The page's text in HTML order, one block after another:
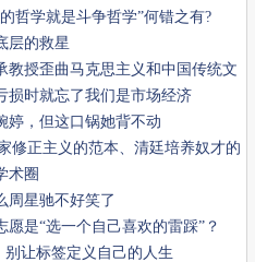
却要让556户工人家庭承担
哲学就是斗争哲学”何错之有?
层的救星
教授歪曲马克思主义和中国传统文
损时就忘了我们是市场经济
婷，但这口锅她背不动
修正主义的范本、清廷培养奴才的
术圈
周星驰不好笑了
愿是“选一个自己喜欢的雷踩”？
让标签定义自己的人生